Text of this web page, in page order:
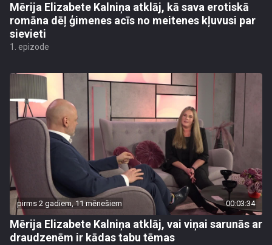
Mērija Elizabete Kalniņa atklāj, kā sava erotiskā
romāna dēļ ģimenes acīs no meitenes kļuvusi par
sievieti
1. epizode
pirms 2 gadiem, 11 mēnešiem 00:03:34
Mērija Elizabete Kalniņa atklāj, vai viņai sarunās ar
draudzenēm ir kādas tabu tēmas